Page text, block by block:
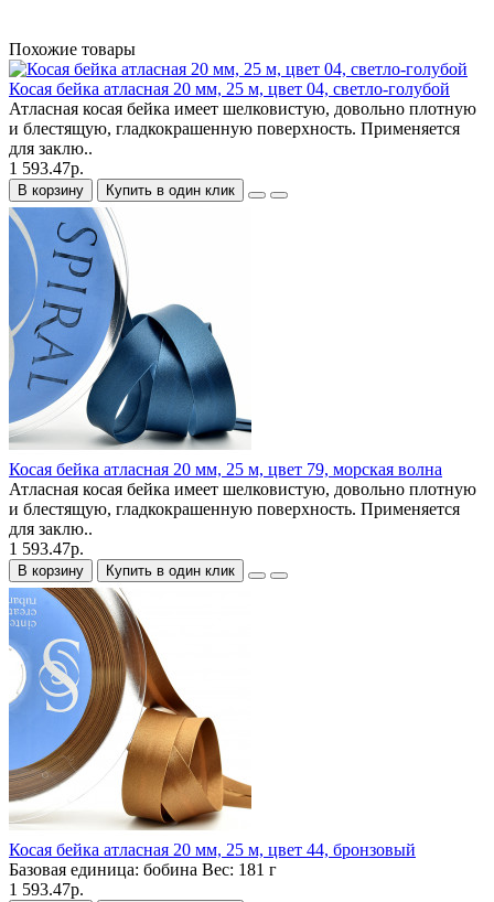
Похожие товары
Косая бейка атласная 20 мм, 25 м, цвет 04, светло-голубой
Атласная косая бейка имеет шелковистую, довольно плотную
и блестящую, гладкокрашенную поверхность. Применяется
для заклю..
1 593.47р.
В корзину Купить в один клик
Косая бейка атласная 20 мм, 25 м, цвет 79, морская волна
Атласная косая бейка имеет шелковистую, довольно плотную
и блестящую, гладкокрашенную поверхность. Применяется
для заклю..
1 593.47р.
В корзину Купить в один клик
Косая бейка атласная 20 мм, 25 м, цвет 44, бронзовый
Базовая единица: бобина Вес: 181 г
1 593.47р.